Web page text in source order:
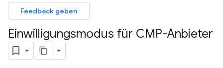
Feedback geben
Einwilligungsmodus für CMP-Anbieter